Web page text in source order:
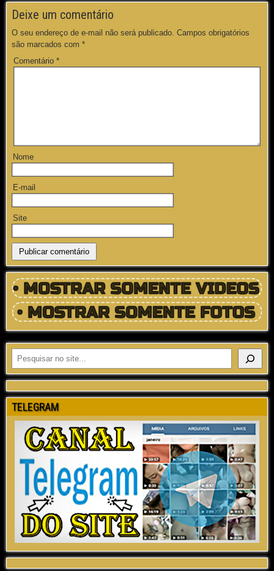
Deixe um comentário
O seu endereço de e-mail não será publicado. Campos obrigatórios
são marcados com *
Comentário *
Nome
E-mail
Site
TELEGRAM